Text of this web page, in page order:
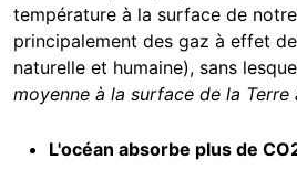
température à la surface de
principalement des gaz à effet
naturelle et humaine), sans
moyenne à la surface de la Terre
L'océan absorbe plus de